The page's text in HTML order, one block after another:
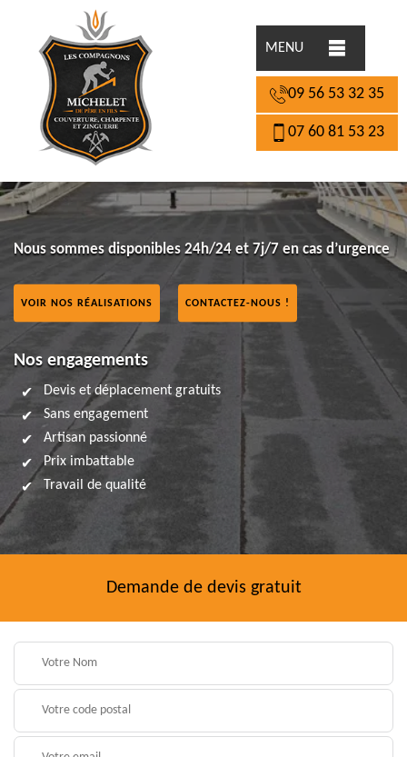
MENU
09 56 53 32 35
07 60 81 53 23
Nous sommes disponibles 24h/24 et 7j/7 en cas d’urgence
VOIR NOS RÉALISATIONS CONTACTEZ-NOUS !
Nos engagements
Devis et déplacement gratuits
Sans engagement
Artisan passionné
Prix imbattable
Travail de qualité
Demande de devis gratuit